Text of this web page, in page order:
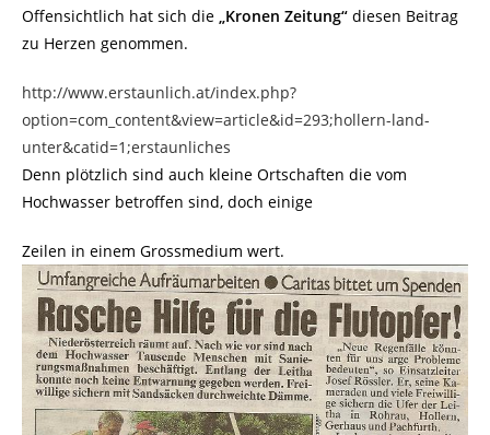
Offensichtlich hat sich die „Kronen Zeitung“ diesen Beitrag
zu Herzen genommen.
http://www.erstaunlich.at/index.php?
option=com_content&view=article&id=293;hollern-land-
unter&catid=1;erstaunliches
Denn plötzlich sind auch kleine Ortschaften die vom
Hochwasser betroffen sind, doch einige
Zeilen in einem Grossmedium wert.